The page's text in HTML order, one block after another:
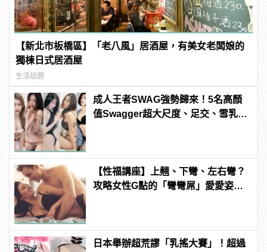
【新北市板橋區】「老八風」居酒屋，有美女老闆娘的
獨棟日式居酒屋
生活話題
成人王者SWAG強勢歸來！5名高顏
值Swagger超大尺度、足交、雪乳、
【性福講座】上翹、下彎、左右彎？
攻略女性G點的「彎彎屌」愛愛姿勢
日本舉辦超荒謬「乳搖大賽」！超過